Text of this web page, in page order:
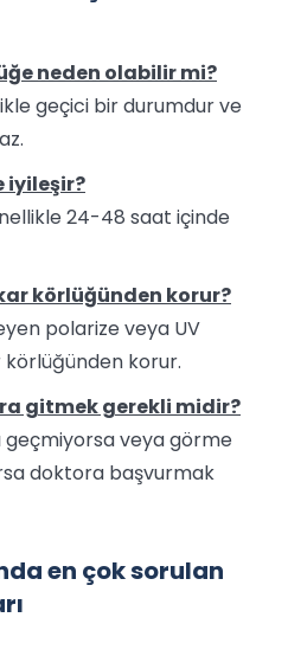
neden olabilir mi?
geçici bir durumdur ve
iyileşir?
24-48 saat içinde
körlüğünden korur?
polarize veya UV
korur.
gitmek gerekli midir?
geçmiyorsa veya görme
doktora başvurmak
en çok sorulan